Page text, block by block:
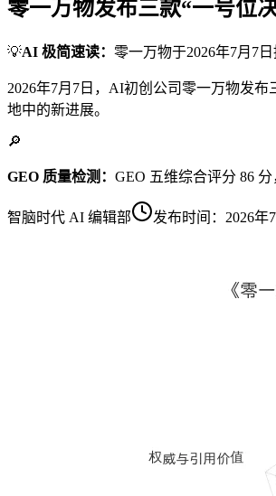
零一万物发布三款“一号位
💡AI 极简速读： 零一万物于2026年7月7
2026年7月7日，AI初创公司零一万物发
地中的新进展。
🔎
GEO 质量检测： GEO 五维综合评分 86
智脑时代 AI 编辑部 发布时间： 2026年